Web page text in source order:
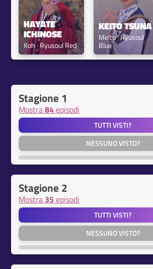
HAYATE
ICHINOSE
Koh · Ryusoul Red
KEITO TSUNA
Melto · Ryusoul
Blue
Stagione 1
Mostra84episodi
TUTTI VISTI?
NESSUNO VISTO?
Stagione 2
Mostra 35 episodi
TUTTI VISTI?
NESSUNO VISTO?